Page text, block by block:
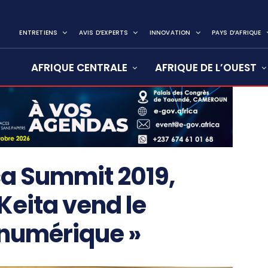
ENTRETIENS AVIS D’EXPERTS INNOVATION PAYS D’AFRIQUE
AFRIQUE CENTRALE AFRIQUE DE L’OUEST
Summit 2019,
vend le
»